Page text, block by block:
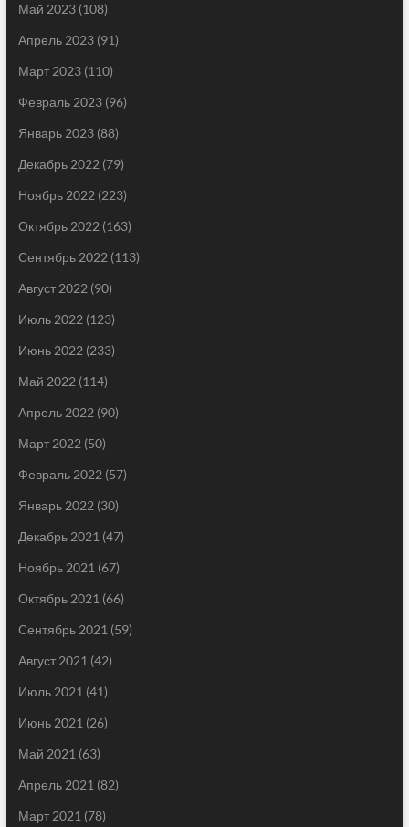
Май 2023(108)
Апрель 2023(91)
Март 2023(110)
Февраль 2023(96)
Январь 2023(88)
Декабрь 2022 (79)
Ноябрь 2022 (223)
Октябрь 2022 (163)
Сентябрь 2022 (113)
Август 2022 (90)
Июль 2022 (123)
Июнь 2022 (233)
Май 2022 (114)
Апрель 2022 (90)
Март 2022 (50)
Февраль 2022 (57)
Январь 2022 (30)
Декабрь 2021 (47)
Ноябрь 2021 (67)
Октябрь 2021 (66)
Сентябрь 2021 (59)
Август 2021 (42)
Июль 2021 (41)
Июнь 2021 (26)
Май 2021 (63)
Апрель 2021 (82)
Март 2021 (78)